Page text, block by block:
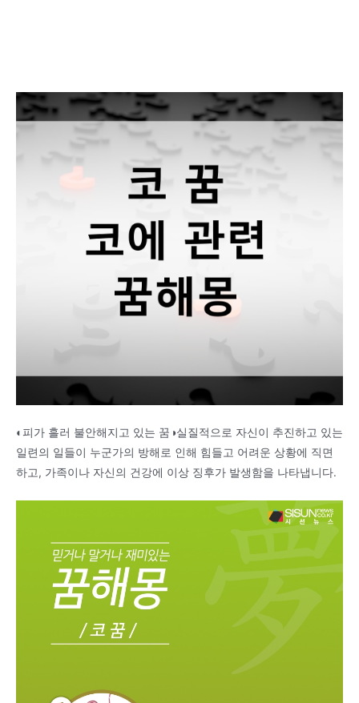
◐피가 흘러 불안해지고 있는 꿈◑실질적으로 자신이 추진하고 있는
일련의 일들이 누군가의 방해로 인해 힘들고 어려운 상황에 직면
하고, 가족이나 자신의 건강에 이상 징후가 발생함을 나타냅니다.